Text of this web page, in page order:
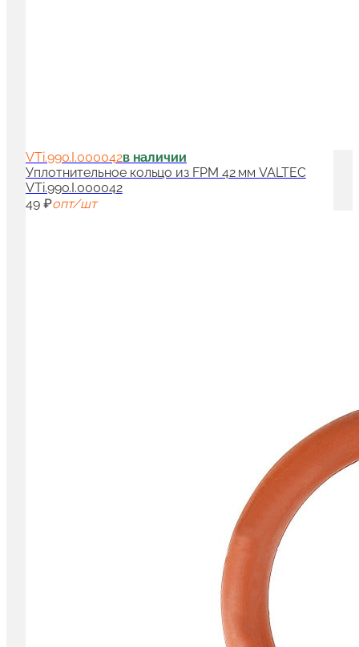
VTi.990.I.000042в наличии
Уплотнительное кольцо из FPM 42 мм VALTEC
VTi.990.I.000042
49 ₽опт/шт